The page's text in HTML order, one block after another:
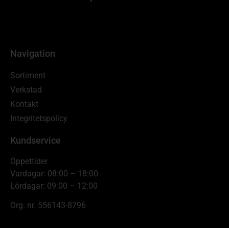
Navigation
Sortiment
Verkstad
Kontakt
Integritetspolicy
Kundservice
Öppettider
Vardagar: 08:00 – 18:00
Lördagar: 09:00 – 12:00
Org. nr. 556143-8796